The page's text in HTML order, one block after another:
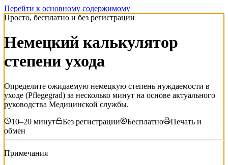
Перейти к основному содержимому
Просто, бесплатно и без регистрации
Немецкий калькулятор
степени ухода
Определите ожидаемую немецкую степень нуждаемости в
уходе (Pflegegrad) за несколько минут на основе актуального
руководства Медицинской службы.
10–20 минут
Без регистрации Бесплатно
Печать и
обмен
Примечания